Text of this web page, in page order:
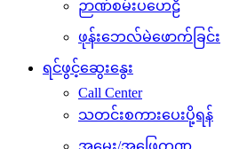
ဉာဏ်စမ်းပဟေဠိ
ဖုန်းဘေလ်မဲဖောက်ခြင်း
ရင်ဖွင့်ဆွေးနွေး
Call Center
သတင်းစကားပေးပို့ရန်
အမေး/အဖြေကဏ္ဍ